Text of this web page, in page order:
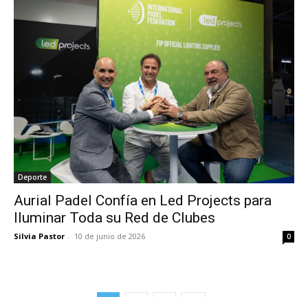
Deporte
Aurial Padel Confía en Led Projects para
Iluminar Toda su Red de Clubes
Silvia Pastor - 10 de junio de 2026 0